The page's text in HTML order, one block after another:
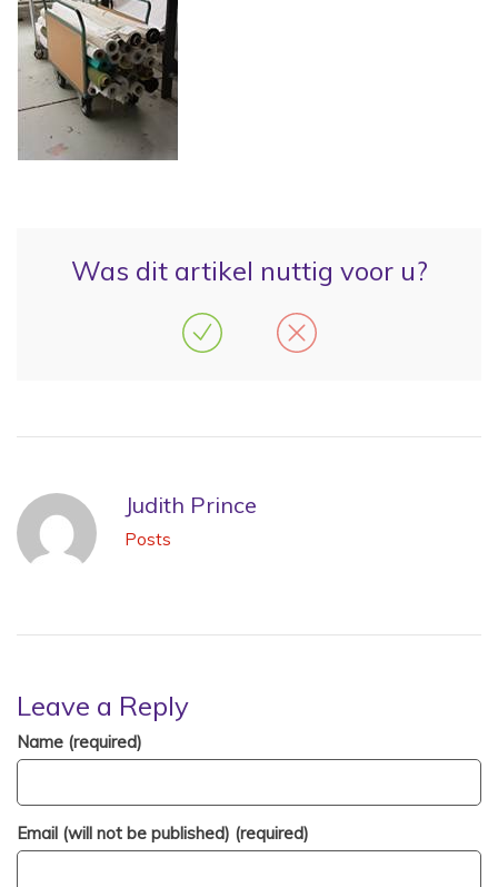
Was dit artikel nuttig voor u?
Judith Prince
Posts
Leave a Reply
Name (required)
Email (will not be published) (required)